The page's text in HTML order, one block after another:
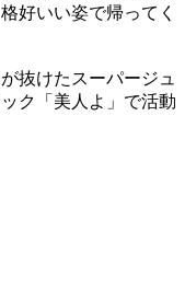
好いい姿で帰ってく
抜けたスーパージュ
ク「美人よ」で活動